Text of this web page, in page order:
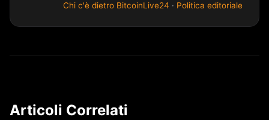
Chi c'è dietro BitcoinLive24 · Politica editoriale
Articoli Correlati